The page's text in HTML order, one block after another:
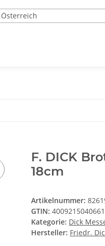
Österreich
F. DICK
18cm
Artikelnummer:
GTIN: 4009215040661
Kategorie: Dick
Hersteller: Friedr.